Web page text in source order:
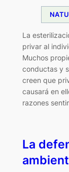
La
privar al
Muchos
conductas y
creen que
causará en
razones
La